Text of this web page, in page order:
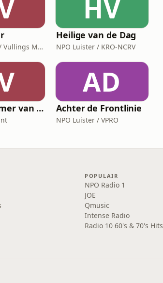
Dag en Nacht / Vullings Media
HV
Heilige van de Dag
NPO Luister / KRO-NCRV
Transferzomer van PSV
AD
Achter de Frontlinie
NPO Luister / VPRO
POPULAIR
NPO Radio 1
JOE
Qmusic
Intense Radio
Radio 10 60's & 70's Hits